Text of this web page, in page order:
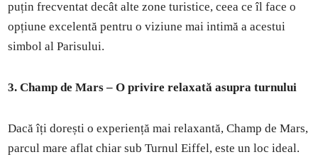
puțin frecventat decât alte zone turistice, ceea ce îl face o
opțiune excelentă pentru o viziune mai intimă a acestui
simbol al Parisului.
3. Champ de Mars – O privire relaxată asupra turnului
Dacă îți dorești o experiență mai relaxantă, Champ de Mars,
parcul mare aflat chiar sub Turnul Eiffel, este un loc ideal.